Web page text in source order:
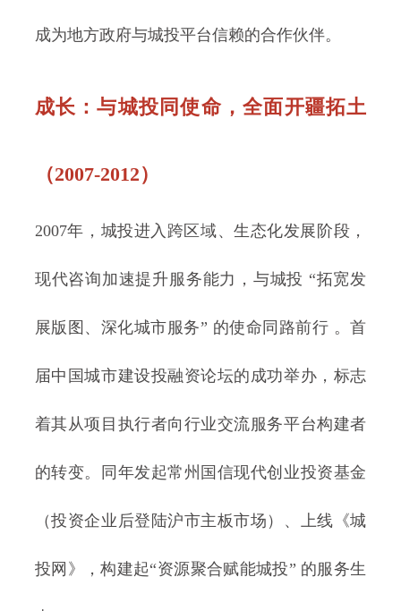
成为地方政府与城投平台信赖的合作伙伴。
成长 ：与城投同使命，全面开疆拓土
（2007-2012）
2007年，城投进入跨区域、生态化发展阶段，
现代咨询加速提升服务能力，与城投 “拓宽发
展版图、深化城市服务” 的使命同路前行 。首
届中国城市建设投融资论坛的成功举办，标志
着其从项目执行者向行业交流服务平台构建者
的转变。同年发起常州国信现代创业投资基金
（投资企业后登陆沪市主板市场）、上线《城
投网》，构建起“资源聚合赋能城投” 的服务生